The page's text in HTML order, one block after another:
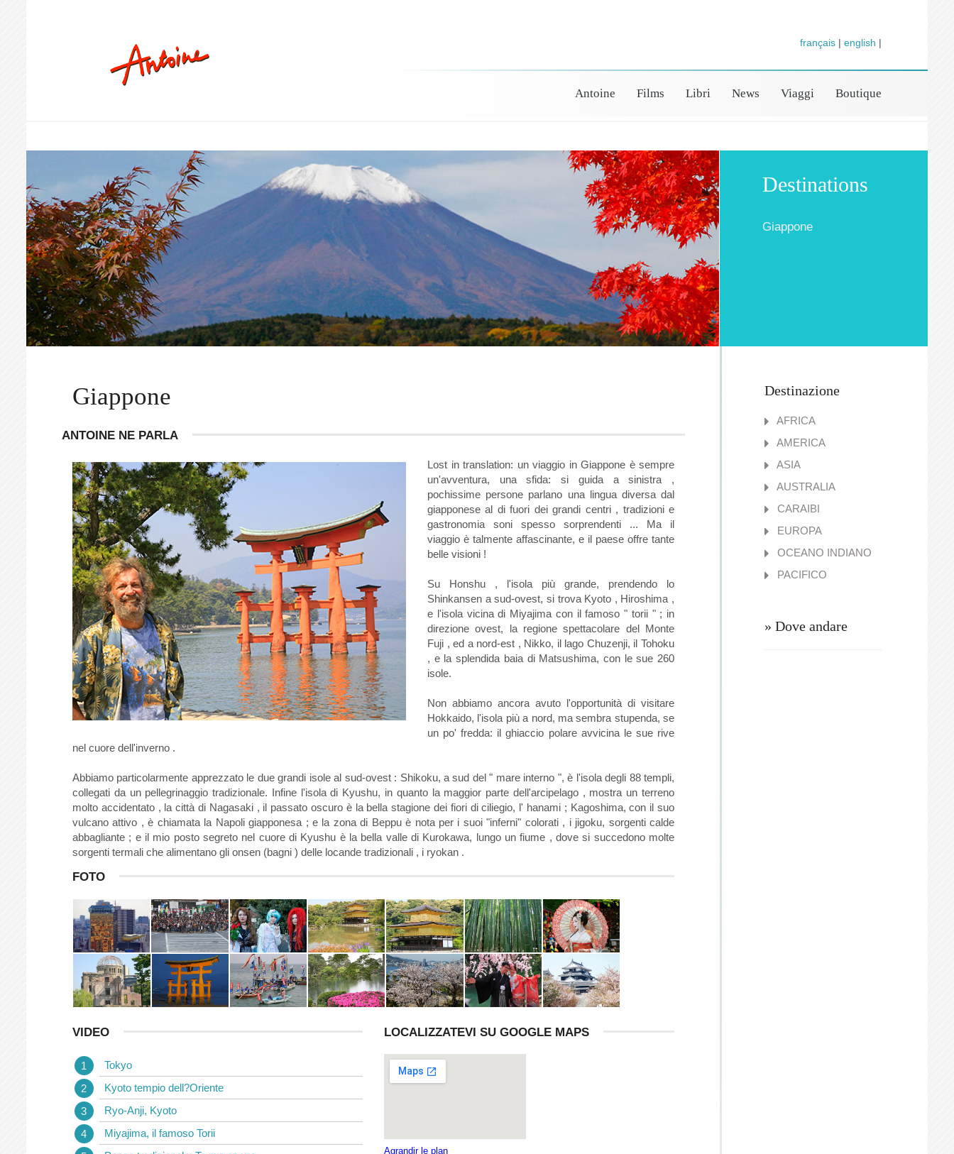
français | english |
Boutique
Viaggi
News
Libri
Films
Antoine
Destinations
Giappone
Destinazione
AFRICA
AMERICA
ASIA
AUSTRALIA
CARAIBI
EUROPA
OCEANO INDIANO
PACIFICO
» Dove andare
Giappone
ANTOINE NE PARLA
Lost in translation: un viaggio in Giappone è sempre
un'avventura, una sfida: si guida a sinistra ,
pochissime persone parlano una lingua diversa dal
giapponese al di fuori dei grandi centri , tradizioni e
gastronomia soni spesso sorprendenti ... Ma il
viaggio è talmente affascinante, e il paese offre tante
belle visioni !
Su Honshu , l'isola più grande, prendendo lo
Shinkansen a sud-ovest, si trova Kyoto , Hiroshima ,
e l'isola vicina di Miyajima con il famoso " torii " ; in
direzione ovest, la regione spettacolare del Monte
Fuji , ed a nord-est , Nikko, il lago Chuzenji, il Tohoku
, e la splendida baia di Matsushima, con le sue 260
isole.
Non abbiamo ancora avuto l'opportunità di visitare
Hokkaido, l'isola più a nord, ma sembra stupenda, se
un po' fredda: il ghiaccio polare avvicina le sue rive
nel cuore dell'inverno .
Abbiamo particolarmente apprezzato le due grandi isole al sud-ovest : Shikoku, a sud del " mare interno ", è l'isola degli 88 templi,
collegati da un pellegrinaggio tradizionale. Infine l'isola di Kyushu, in quanto la maggior parte dell'arcipelago , mostra un terreno
molto accidentato , la città di Nagasaki , il passato oscuro è la bella stagione dei fiori di ciliegio, l' hanami ; Kagoshima, con il suo
vulcano attivo , è chiamata la Napoli giapponesa ; e la zona di Beppu è nota per i suoi "inferni" colorati , i jigoku, sorgenti calde
abbagliante ; e il mio posto segreto nel cuore di Kyushu è la bella valle di Kurokawa, lungo un fiume , dove si succedono molte
sorgenti termali che alimentano gli onsen (bagni ) delle locande tradizionali , i ryokan .
FOTO
VIDEO
Tokyo
Kyoto tempio dell?Oriente
Ryo-Anji, Kyoto
Miyajima, il famoso Torii
LOCALIZZATEVI SU GOOGLE MAPS
Agrandir le plan